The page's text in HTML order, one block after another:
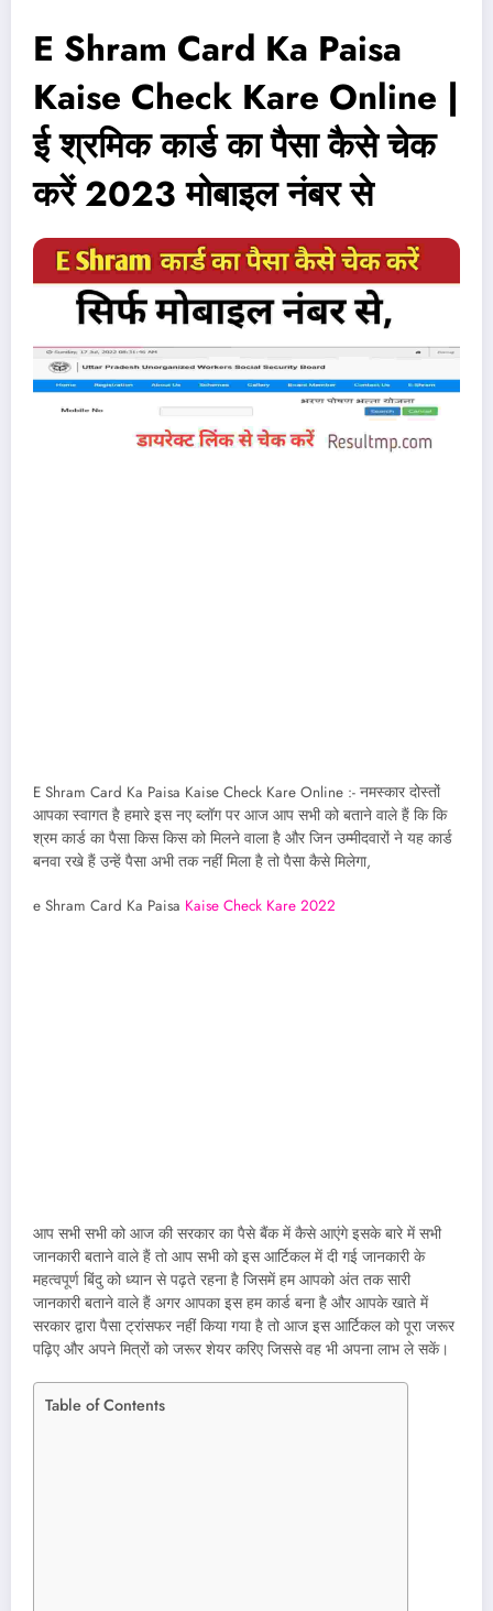
E Shram Card Ka Paisa
Kaise Check Kare Online |
ई श्रमिक कार्ड का पैसा कैसे चेक
करें 2023 मोबाइल नंबर से
E Shram Card Ka Paisa Kaise Check Kare Online :- नमस्कार दोस्तों
आपका स्वागत है हमारे इस नए ब्लॉग पर आज आप सभी को बताने वाले हैं कि कि
श्रम कार्ड का पैसा किस किस को मिलने वाला है और जिन उम्मीदवारों ने यह कार्ड
बनवा रखे हैं उन्हें पैसा अभी तक नहीं मिला है तो पैसा कैसे मिलेगा,
e Shram Card Ka Paisa Kaise Check Kare 2022
आप सभी सभी को आज की सरकार का पैसे बैंक में कैसे आएंगे इसके बारे में सभी
जानकारी बताने वाले हैं तो आप सभी को इस आर्टिकल में दी गई जानकारी के
महत्वपूर्ण बिंदु को ध्यान से पढ़ते रहना है जिसमें हम आपको अंत तक सारी
जानकारी बताने वाले हैं अगर आपका इस हम कार्ड बना है और आपके खाते में
सरकार द्वारा पैसा ट्रांसफर नहीं किया गया है तो आज इस आर्टिकल को पूरा जरूर
पढ़िए और अपने मित्रों को जरूर शेयर करिए जिससे वह भी अपना लाभ ले सकें।
Table of Contents